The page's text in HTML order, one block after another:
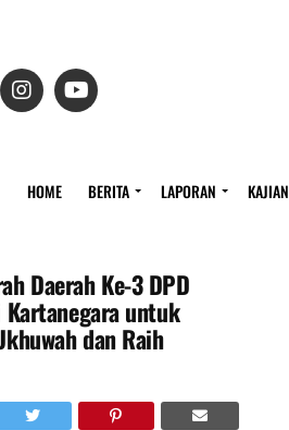
HOME BERITA LAPORAN KAJIAN
Daerah Ke-3 DPD
untuk
dan Raih